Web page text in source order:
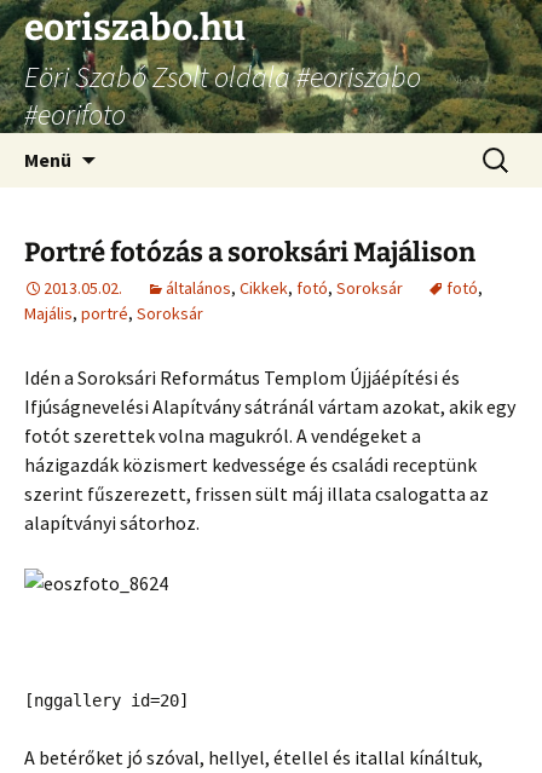
Ugrás
a
tartalomhoz
eoriszabo.hu
Eöri Szabó Zsolt oldala #eoriszabo
#eorifoto
Menü
Portré fotózás a soroksári Majálison
2013.05.02. általános, Cikkek, fotó, Soroksár fotó,
Majális, portré, Soroksár
Idén a Soroksári Református Templom Újjáépítési és
Ifjúságnevelési Alapítvány sátránál vártam azokat, akik egy
fotót szerettek volna magukról. A vendégeket a
házigazdák közismert kedvessége és családi receptünk
szerint fűszerezett, frissen sült máj illata csalogatta az
alapítványi sátorhoz.
[nggallery id=20]
A betérőket jó szóval, hellyel, étellel és itallal kínáltuk,